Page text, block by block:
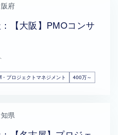
府
【大阪】PMOコンサ
・プロジェクトマネジメント 400万～
県